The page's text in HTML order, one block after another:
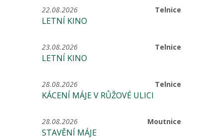
Telnice
22.08.2026
LETNÍ KINO
Telnice
23.08.2026
LETNÍ KINO
Telnice
28.08.2026
KÁCENÍ MÁJE V RŮŽOVÉ ULICI
Moutnice
28.08.2026
STAVĚNÍ MÁJE